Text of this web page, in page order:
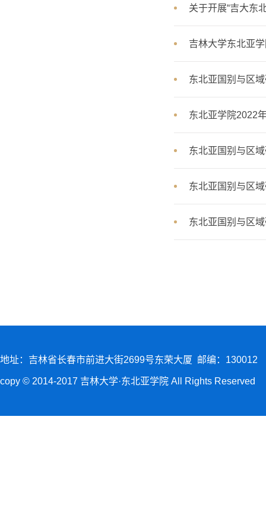
关于开展“吉大东
吉林大学东北亚
东北亚国别与区
东北亚学院2022
东北亚国别与区
东北亚国别与区
东北亚国别与区
地址：吉林省长春市前进大街2699号东荣大厦 邮编：130012
copy © 2014-2017 吉林大学·东北亚学院 All Rights Reserved